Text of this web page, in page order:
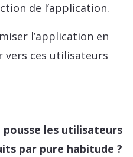
de l’application.
l’application en
vers ces utilisateurs
pousse les utilisateurs
par pure habitude ?